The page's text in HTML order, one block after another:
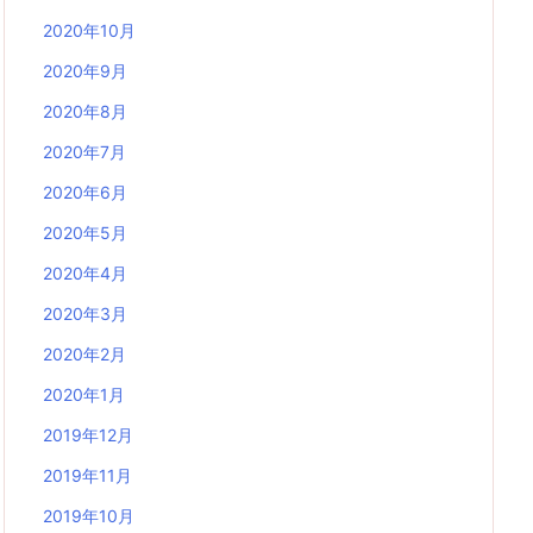
2020年10月
2020年9月
2020年8月
2020年7月
2020年6月
2020年5月
2020年4月
2020年3月
2020年2月
2020年1月
2019年12月
2019年11月
2019年10月